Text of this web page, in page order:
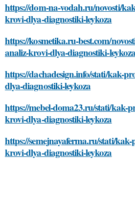
https://dom-na-vodah.ru/novosti/
krovi-dlya-diagnostiki-leykoza
https://kosmetika.ru-best.com/
analiz-krovi-dlya-diagnostiki-leykoza
https://dachadesign.info/stati/kak-
dlya-diagnostiki-leykoza
https://mebel-doma23.ru/stati/kak-
krovi-dlya-diagnostiki-leykoza
https://semejnayaferma.ru/stati/
krovi-dlya-diagnostiki-leykoza